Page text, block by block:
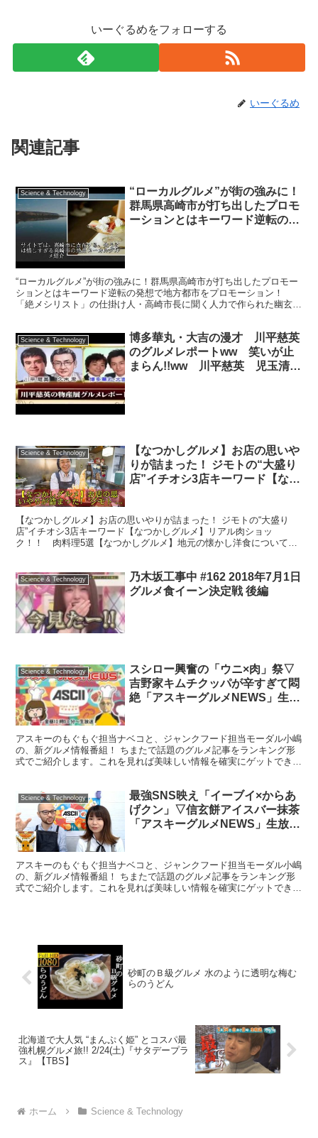
いーぐるめをフォローする
いーぐるめ
関連記事
Science & Technology
“ローカルグルメ”が街の強みに！
群馬県高崎市が打ち出したプロモ
ーションとはキーワード逆転の発
壮大な世界！ 群
“ローカルグルメ”が街の強みに！群馬県高崎市が打ち出したプロモー
ションとはキーワード逆転の発想で地方都市をプロモーション！
「絶メシリスト」の仕掛け人・高崎市長に聞く人力で作られた幽玄壮
Science & Technology
博多華丸・大吉の漫才 川平慈英
のグルメレポートww 笑いが止
まらん!!ww 川平慈英 児玉清の
Science & Technology
【なつかしグルメ】お店の思いや
りが詰まった！ ジモトの“大盛り
店”イチオシ3店キーワード【なつ
ルメ】地元の懐かし洋食について
シェフとお話！イチオ
【なつかしグルメ】お店の思いやりが詰まった！ ジモトの“大盛り
店”イチオシ3店キーワード【なつかしグルメ】リアル肉ショッ
ク！！ 肉料理5選【なつかしグルメ】地元の懐かし洋食についてシ
Science & Technology
乃木坂工事中 #162 2018年7月1日
グルメ食イーン決定戦 後編
Science & Technology
スシロー興奮の「ウニ×肉」祭▽
吉野家キムチクッパが辛すぎて悶
絶「アスキーグルメNEWS」生放
アスキーのもぐもぐ担当ナベコと、ジャンクフード担当モーダル小嶋
の、新グルメ情報番組！ ちまたで話題のグルメ記事をランキング形
式でご紹介します。これを見れば美味しい情報を確実にゲットでき
Science & Technology
最強SNS映え「イーブイ×からあ
げクン」▽信玄餅アイスバー抹茶
「アスキーグルメNEWS」生放送
アスキーのもぐもぐ担当ナベコと、ジャンクフード担当モーダル小嶋
の、新グルメ情報番組！ ちまたで話題のグルメ記事をランキング形
式でご紹介します。これを見れば美味しい情報を確実にゲットでき
砂町のＢ級グルメ 水のように透明な梅む
らのうどん
北海道で大人気 “まんぷく姫” とコスパ最
強札幌グルメ旅!! 2/24(土)『サタデープラ
ス』【TBS】
ホーム Science & Technology